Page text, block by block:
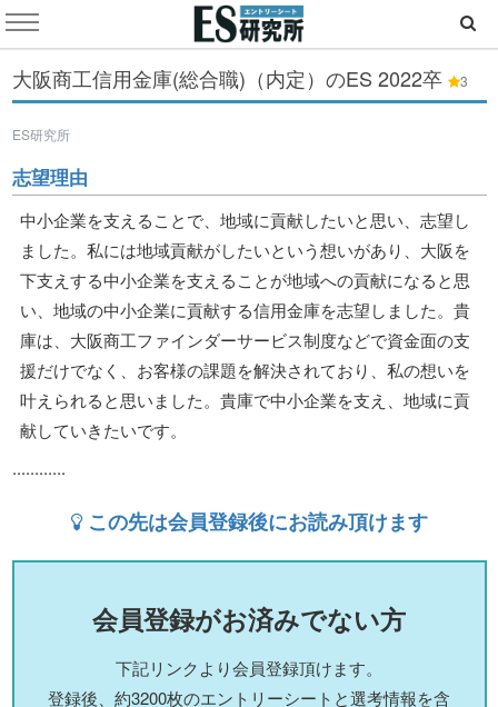
大阪商工信用金庫(総合職)（内定）のES 2022卒 3
ES研究所
志望理由
中小企業を支えることで、地域に貢献したいと思い、志望し
ました。私には地域貢献がしたいという想いがあり、大阪を
下支えする中小企業を支えることが地域への貢献になると思
い、地域の中小企業に貢献する信用金庫を志望しました。貴
庫は、大阪商工ファインダーサービス制度などで資金面の支
援だけでなく、お客様の課題を解決されており、私の想いを
叶えられると思いました。貴庫で中小企業を支え、地域に貢
献していきたいです。
............
この先は会員登録後にお読み頂けます
会員登録がお済みでない方
下記リンクより会員登録頂けます。
登録後、約3200枚のエントリーシートと選考情報を含